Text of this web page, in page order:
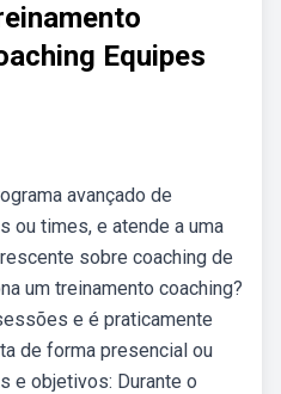
Equipes
avançado de
ou times, e atende a uma
sobre coaching de
um treinamento coaching?
e é praticamente
de forma presencial ou
e objetivos: Durante o